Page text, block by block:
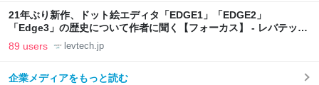
21年ぶり新作、ドット絵エディタ「EDGE1」「EDGE2」
「Edge3」の歴史について作者に聞く【フォーカス】 - レバテック
LAB
89 users levtech.jp
企業メディアをもっと読む